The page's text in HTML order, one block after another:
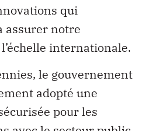
qui
assurer notre
internationale.
le gouvernement
adopté une
pour les